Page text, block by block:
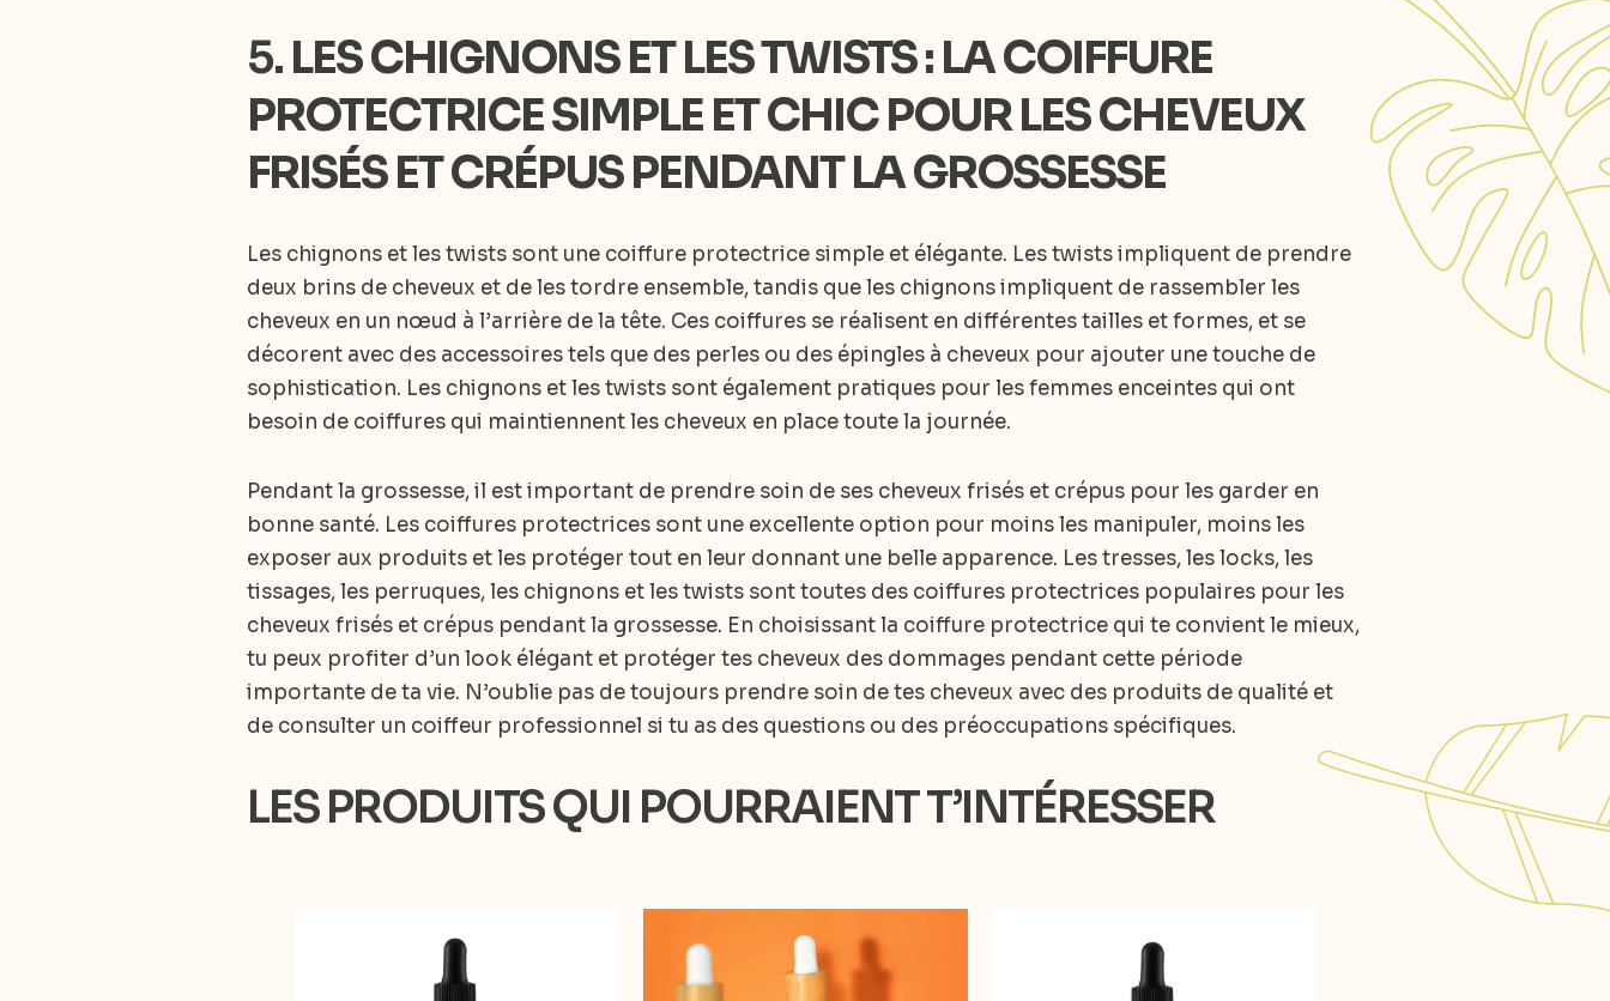
5.LES CHIGNONS ET LES TWISTS : LA COIFFURE
PROTECTRICE SIMPLE ET CHIC POUR LES CHEVEUX
FRISÉS ET CRÉPUS PENDANT LA GROSSESSE
Les chignons et les twists sont une coiffure protectrice simple et élégante. Les twists impliquent de prendre
deux brins de cheveux et de les tordre ensemble, tandis que les chignons impliquent de rassembler les
cheveux en un nœud à l’arrière de la tête. Ces coiffures se réalisent en différentes tailles et formes, et se
décorent avec des accessoires tels que des perles ou des épingles à cheveux pour ajouter une touche de
sophistication. Les chignons et les twists sont également pratiques pour les femmes enceintes qui ont
besoin de coiffures qui maintiennent les cheveux en place toute la journée.
Pendant la grossesse, il est important de prendre soin de ses cheveux frisés et crépus pour les garder en
bonne santé. Les coiffures protectrices sont une excellente option pour moins les manipuler, moins les
exposer aux produits et les protéger tout en leur donnant une belle apparence. Les tresses, les locks, les
tissages, les perruques, les chignons et les twists sont toutes des coiffures protectrices populaires pour les
cheveux frisés et crépus pendant la grossesse. En choisissant la coiffure protectrice qui te convient le mieux,
tu peux profiter d’un look élégant et protéger tes cheveux des dommages pendant cette période
importante de ta vie. N’oublie pas de toujours prendre soin de tes cheveux avec des produits de qualité et
de consulter un coiffeur professionnel si tu as des questions ou des préoccupations spécifiques.
LES PRODUITS QUI POURRAIENT T’INTÉRESSER